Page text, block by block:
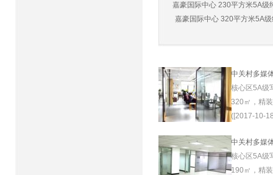
嘉豪国际中心 230平方米5A级
嘉豪国际中心 320平方米5A
中关村多媒
核心区5A级
320㎡，精
([2017-10-
中关村多媒
核心区5A级
190㎡，精